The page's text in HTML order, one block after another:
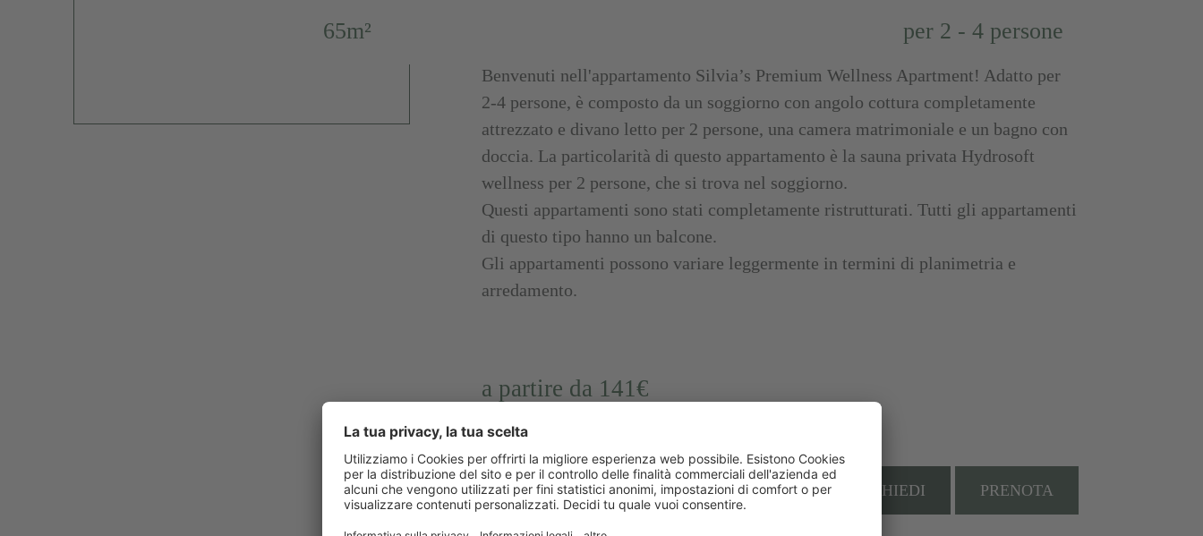
65m² per 2 - 4 persone
Benvenuti nell'appartamento Silvia’s Premium Wellness Apartment! Adatto per
2-4 persone, è composto da un soggiorno con angolo cottura completamente
attrezzato e divano letto per 2 persone, una camera matrimoniale e un bagno con
doccia. La particolarità di questo appartamento è la sauna privata Hydrosoft
wellness per 2 persone, che si trova nel soggiorno.
Questi appartamenti sono stati completamente ristrutturati. Tutti gli appartamenti
di questo tipo hanno un balcone.
Gli appartamenti possono variare leggermente in termini di planimetria e
arredamento.
a partire da 141€
RICHIEDI PRENOTA